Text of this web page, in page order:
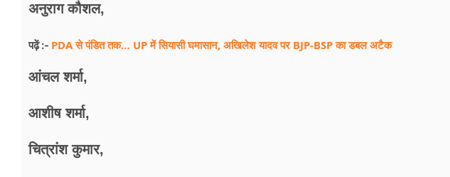
अनुराग कौशल,
पढ़ें :- PDA से पंडित तक… UP में सियासी घमासान, अखिलेश यादव पर BJP-BSP का डबल अटैक
आंचल शर्मा,
आशीष शर्मा,
चित्रांश कुमार,